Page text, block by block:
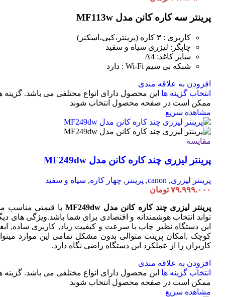
پرینتر سه کاره کانن مدل MF113w
کاربری : ۳ کاره (پرینتر،کپی،اسکنر)
چاپگر: لیزری سیاه و سفید
سایز کاغذ: A4
شبکه بی سیم Wi-Fi : دارد
افزودن به علاقه مندی
انتخاب گزینه ها این محصول دارای انواع مختلفی می باشد. گزینه
ممکن است در صفحه محصول انتخاب شوند
مشاهده سریع
مقایسه
پرینتر لیزری چند کاره کانن مدل MF249dw
پرینتر لیزری,
canon
, پرینتر , چهار کاره, سیاه و سفید
۷۹.۹۹۹.۰۰۰ تومان
پرینتر لیزری چند کاره کانن مدل MF249dw
با قیمتی مناسب
تواند انتخاب هوشمندانه و اقتصادی برای شما باشد.ویژگی های
این دستگاه نظیر چاپ با سرعت و کیفیت زیاد, کاربری ساده,
کوچک ,امکان پرینت متوالی بدون مشکل تمامی این موارد
کاربران را از عملکرد این دستگاه راضی نگاه دارد.
افزودن به علاقه مندی
انتخاب گزینه ها این محصول دارای انواع مختلفی می باشد. گزینه
ممکن است در صفحه محصول انتخاب شوند
مشاهده سریع